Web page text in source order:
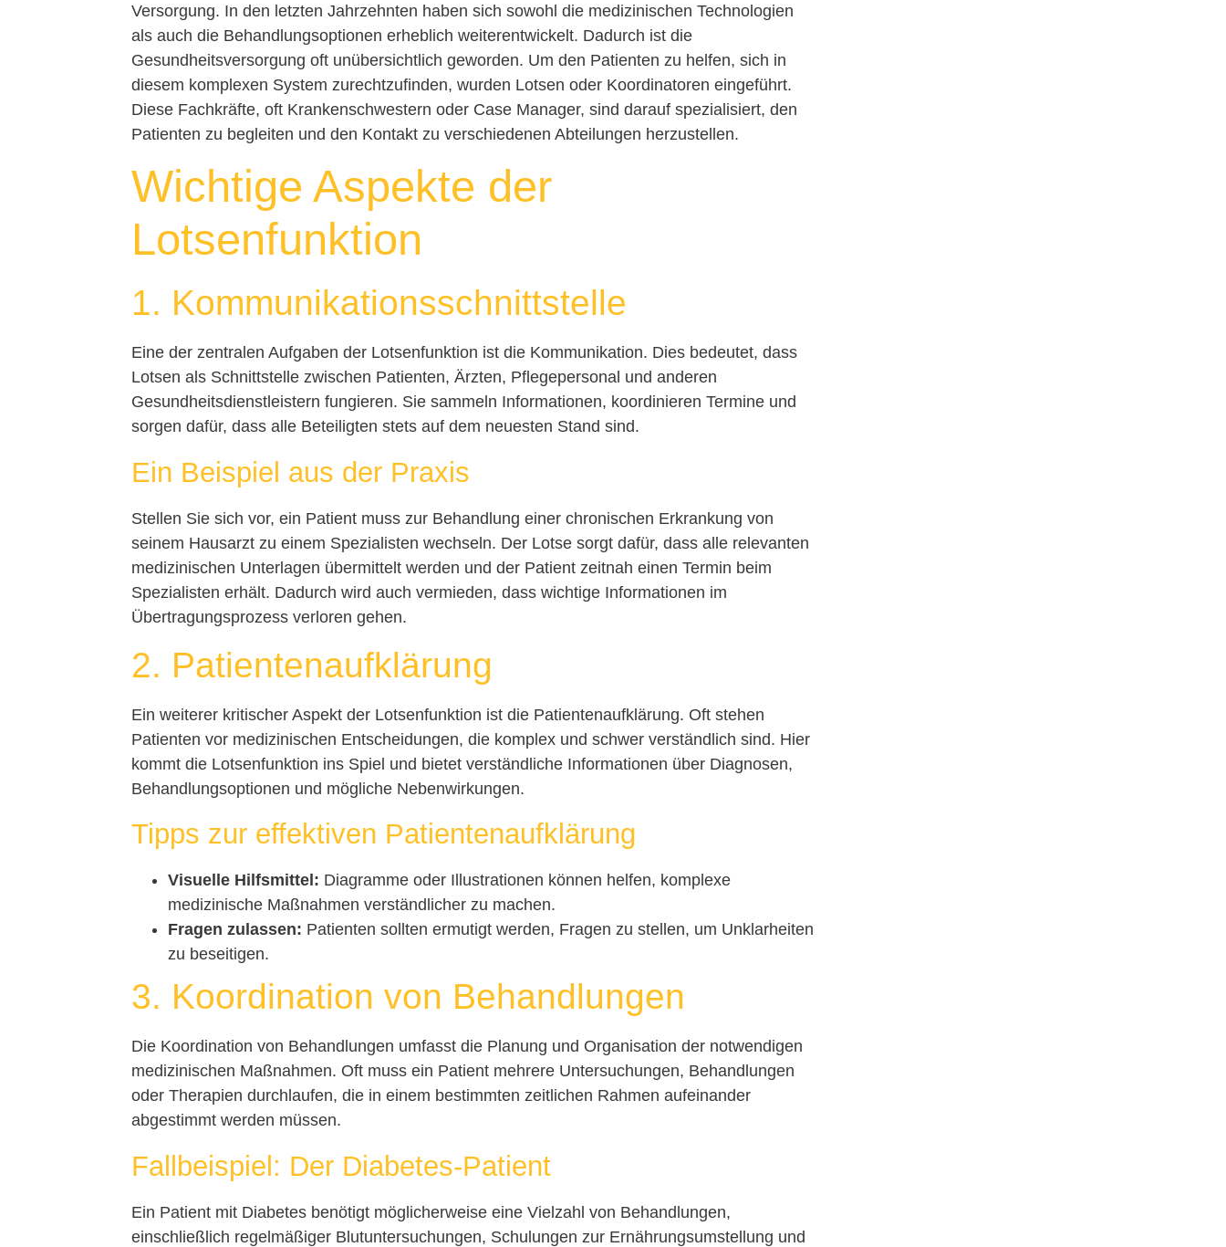
Versorgung. In den letzten Jahrzehnten haben sich sowohl die medizinischen Technologien
als auch die Behandlungsoptionen erheblich weiterentwickelt. Dadurch ist die
Gesundheitsversorgung oft unübersichtlich geworden. Um den Patienten zu helfen, sich in
diesem komplexen System zurechtzufinden, wurden Lotsen oder Koordinatoren eingeführt.
Diese Fachkräfte, oft Krankenschwestern oder Case Manager, sind darauf spezialisiert, den
Patienten zu begleiten und den Kontakt zu verschiedenen Abteilungen herzustellen.
Wichtige Aspekte der
Lotsenfunktion
1. Kommunikationsschnittstelle
Eine der zentralen Aufgaben der Lotsenfunktion ist die Kommunikation. Dies bedeutet, dass
Lotsen als Schnittstelle zwischen Patienten, Ärzten, Pflegepersonal und anderen
Gesundheitsdienstleistern fungieren. Sie sammeln Informationen, koordinieren Termine und
sorgen dafür, dass alle Beteiligten stets auf dem neuesten Stand sind.
Ein Beispiel aus der Praxis
Stellen Sie sich vor, ein Patient muss zur Behandlung einer chronischen Erkrankung von
seinem Hausarzt zu einem Spezialisten wechseln. Der Lotse sorgt dafür, dass alle relevanten
medizinischen Unterlagen übermittelt werden und der Patient zeitnah einen Termin beim
Spezialisten erhält. Dadurch wird auch vermieden, dass wichtige Informationen im
Übertragungsprozess verloren gehen.
2. Patientenaufklärung
Ein weiterer kritischer Aspekt der Lotsenfunktion ist die Patientenaufklärung. Oft stehen
Patienten vor medizinischen Entscheidungen, die komplex und schwer verständlich sind. Hier
kommt die Lotsenfunktion ins Spiel und bietet verständliche Informationen über Diagnosen,
Behandlungsoptionen und mögliche Nebenwirkungen.
Tipps zur effektiven Patientenaufklärung
Visuelle Hilfsmittel: Diagramme oder Illustrationen können helfen, komplexe
medizinische Maßnahmen verständlicher zu machen.
Fragen zulassen: Patienten sollten ermutigt werden, Fragen zu stellen, um Unklarheiten
zu beseitigen.
3. Koordination von Behandlungen
Die Koordination von Behandlungen umfasst die Planung und Organisation der notwendigen
medizinischen Maßnahmen. Oft muss ein Patient mehrere Untersuchungen, Behandlungen
oder Therapien durchlaufen, die in einem bestimmten zeitlichen Rahmen aufeinander
abgestimmt werden müssen.
Fallbeispiel: Der Diabetes-Patient
Ein Patient mit Diabetes benötigt möglicherweise eine Vielzahl von Behandlungen,
einschließlich regelmäßiger Blutuntersuchungen, Schulungen zur Ernährungsumstellung und